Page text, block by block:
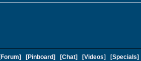
[Forum] [Pinboard] [Chat] [Videos] [Specials